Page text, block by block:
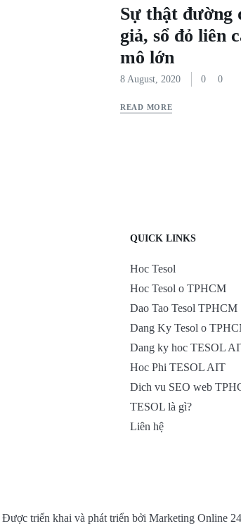
Sự thật đường
giả, sổ đỏ liên
mô lớn
8 August, 2020 0 0
READ MORE
QUICK LINKS
Hoc Tesol
Hoc Tesol o TPHCM
Dao Tao Tesol TPHCM
Dang Ky Tesol o
Dang ky hoc TESOL
Hoc Phi TESOL AIT
Dich vu SEO web
TESOL là gì?
Liên hệ
Được triển khai và phát triển bởi Marketing Online